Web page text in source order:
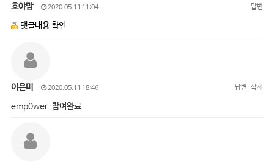
호야맘 2020.05.11 11:04 답변
댓글내용 확인
이은미 2020.05.11 18:46 답변 삭제
emp0wer 참여완료